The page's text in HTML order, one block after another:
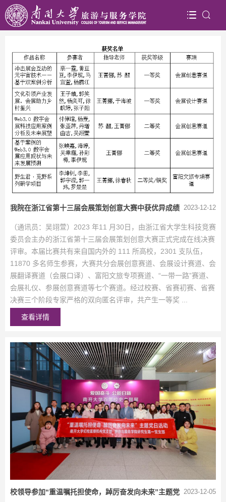
首页 >新闻速递
新闻速递
2023-12-12
我院在浙江省第十三届会展策划创意大赛中获优异成绩
（通讯员：吴翊萱）2023 年11 月30日，由浙江省大学生科技竞赛
委员会主办的浙江省第十三届会展策划创意大赛正式完成在线决赛
评审。本届比赛共有来自国内外的 111 所高校，2301 支队伍，
11870 多名师生参赛，大赛共分会展创意赛道、会展设计赛道、会
展翻译赛道（会展口译）、富阳文旅专项赛道、“一带一路”赛道、
会展礼仪、参展创意赛道等七个赛道。经过校赛、省赛初赛、省赛
决赛三个阶段专家严格的双向匿名评审，共产生一等奖 ...
查看详情
2023-12-05
校领导参加“重温嘱托担使命，踔厉奋发向未来”主题党